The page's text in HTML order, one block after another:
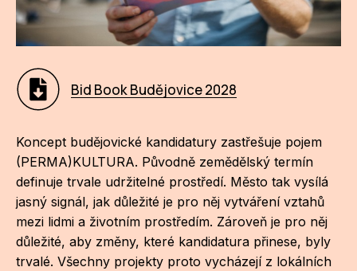
ZA
Bid Book Budějovice 2028
Koncept budějovické kandidatury zastřešuje pojem
(PERMA)KULTURA. Původně zemědělský termín
definuje trvale udržitelné prostředí. Město tak vysílá
jasný signál, jak důležité je pro něj vytváření vztahů
mezi lidmi a životním prostředím. Zároveň je pro něj
důležité, aby změny, které kandidatura přinese, byly
trvalé. Všechny projekty proto vycházejí z lokálních